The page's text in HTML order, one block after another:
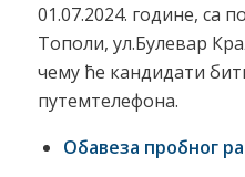
01.07.2024. године, са
Тополи, ул.Булевар
чему ће кандидати
путемтелефона.
Обавеза пробног